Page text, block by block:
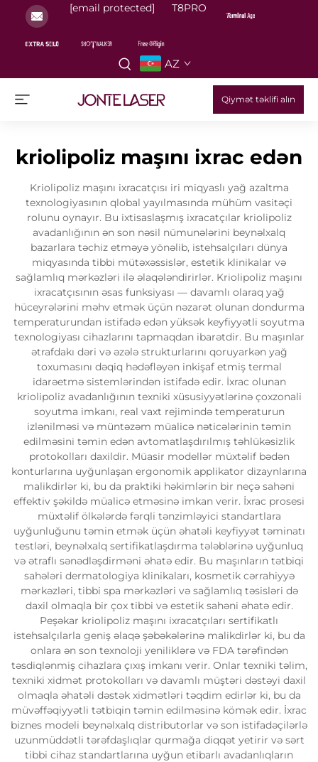
[email protected] T8PRO
AZ
Qiymət təklifi alın
kriolipoliz maşını ixrac edən
Kriolipoliz maşını ixracatçısı iri miqyaslı yağ azaltma
texnologiyasının qlobal yayılmasında mühüm vasitəçi
rolunu oynayır. Bu ixtisaslaşmış ixracatçılar kriolipoliz
avadanlığının ən son nəsil nümunələrini beynəlxalq
bazarlara təchiz etməyə yönəlib, istehsalçıları dünya
miqyasında tibbi mütəxəssislər, estetik klinikalar və
sağlamlıq mərkəzləri ilə əlaqələndirirlər. Kriolipoliz maşını
ixracatçısının əsas funksiyası — davamlı olaraq yağ
hüceyrələrini məhv etmək üçün nəzarət olunan dondurma
temperaturundan istifadə edən yüksək keyfiyyətli soyutma
texnologiyası cihazlarını tapmaqdan ibarətdir. Bu maşınlar
ətrafdakı dəri və əzələ strukturlarını qoruyarkən yağ
toxumasını dəqiq hədəfləyən inkişaf etmiş termal
idarəetmə sistemlərindən istifadə edir. İxrac olunan
kriolipoliz avadanlığının texniki xüsusiyyətlərinə çoxzonali
soyutma imkanı, real vaxt rejimində temperaturun
izlənilməsi və müntəzəm müalicə nəticələrinin təmin
edilməsini təmin edən avtomatlaşdırılmış təhlükəsizlik
protokolları daxildir. Müasir modellər müxtəlif bədən
konturlarına uyğunlaşan ergonomik applikator dizaynlarına
malikdirlər ki, bu da praktiki həkimlərin bir neçə sahəni
effektiv şəkildə müalicə etməsinə imkan verir. İxrac prosesi
müxtəlif ölkələrdə fərqli tənzimləyici standartlara
uyğunluğunu təmin etmək üçün əhatəli keyfiyyət təminatı
testləri, beynəlxalq sertifikatlaşdırma tələblərinə uyğunluq
və ətraflı sənədləşdirməni əhatə edir. Bu maşınların tətbiqi
sahələri dermatologiya klinikaları, kosmetik cərrahiyyə
mərkəzləri, tibbi spa mərkəzləri və sağlamlıq təsisləri də
daxil olmaqla bir çox tibbi və estetik sahəni əhatə edir.
Peşəkar kriolipoliz maşını ixracatçıları sertifikatlı
istehsalçılarla geniş əlaqə şəbəkələrinə malikdirlər ki, bu da
onlara ən son texnoloji yeniliklərə və FDA tərəfindən
təsdiqlənmiş cihazlara çıxış imkanı verir. Onlar texniki təlim,
texniki xidmət protokolları və davamlı müştəri dəstəyi daxil
olmaqla əhatəli dəstək xidmətləri təqdim edirlər ki, bu da
müvəffəqiyyətli tətbiqin təmin edilməsinə kömək edir. İxrac
biznes modeli beynəlxalq distributorlar və son istifadəçilərlə
uzunmüddətli tərəfdaşlıqlar qurmağa diqqət yetirir və sərt
tibbi cihaz standartlarına uyğun etibarlı avadanlıqların